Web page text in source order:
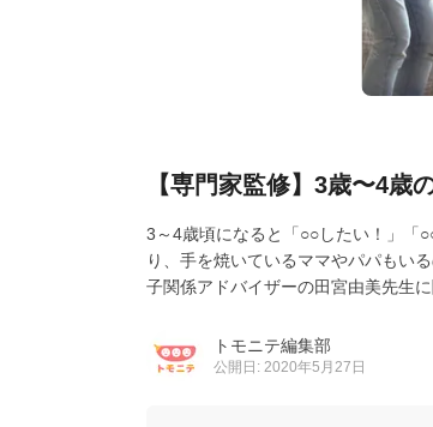
【専門家監修】3歳〜4
3～4歳頃になると「○○したい！」「
り、手を焼いているママやパパもい
子関係アドバイザーの田宮由美先生に
トモニテ編集部
公開日: 2020年5月27日